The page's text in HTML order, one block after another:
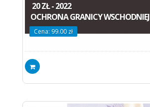
20 ZŁ - 2022
OCHRONA GRANICY WSCHODNIEJ
Cena: 99.00 zł